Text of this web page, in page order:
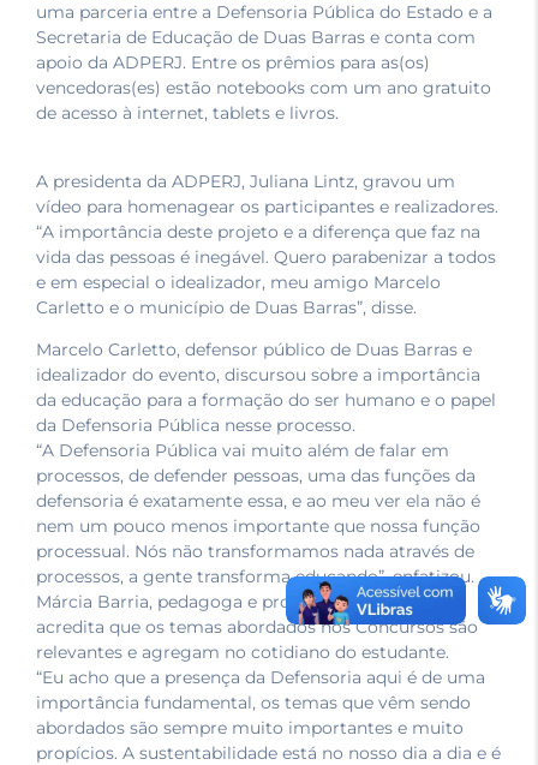
uma parceria entre a Defensoria Pública do Estado e a
Secretaria de Educação de Duas Barras e conta com
apoio da ADPERJ. Entre os prêmios para as(os)
vencedoras(es) estão notebooks com um ano gratuito
de acesso à internet, tablets e livros.
A presidenta da ADPERJ, Juliana Lintz, gravou um
vídeo para homenagear os participantes e realizadores.
“A importância deste projeto e a diferença que faz na
vida das pessoas é inegável. Quero parabenizar a todos
e em especial o idealizador, meu amigo Marcelo
Carletto e o município de Duas Barras”, disse.
Marcelo Carletto, defensor público de Duas Barras e
idealizador do evento, discursou sobre a importância
da educação para a formação do ser humano e o papel
da Defensoria Pública nesse processo.
“A Defensoria Pública vai muito além de falar em
processos, de defender pessoas, uma das funções da
defensoria é exatamente essa, e ao meu ver ela não é
nem um pouco menos importante que nossa função
processual. Nós não transformamos nada através de
processos, a gente transforma educando”, enfatizou.
Márcia Barria, pedagoga e professora de ciências,
acredita que os temas abordados nos Concursos são
relevantes e agregam no cotidiano do estudante.
“Eu acho que a presença da Defensoria aqui é de uma
importância fundamental, os temas que vêm sendo
abordados são sempre muito importantes e muito
propícios. A sustentabilidade está no nosso dia a dia e é